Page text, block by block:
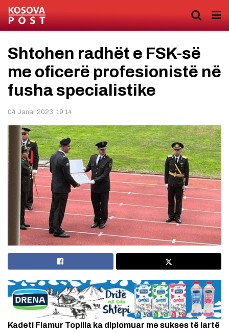
Shtohen radhët e FSK-së
me oficerë profesionistë në
fusha specialistike
04 Janar 2023, 19:14
Kadeti Flamur Topilla ka diplomuar me sukses të lartë